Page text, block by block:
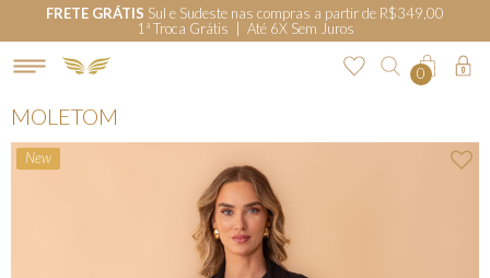
FRETE GRÁTIS Sul e Sudeste nas compras a partir de R$349,00
1ª Troca Grátis | Até 6X Sem Juros
0
MOLETOM
New